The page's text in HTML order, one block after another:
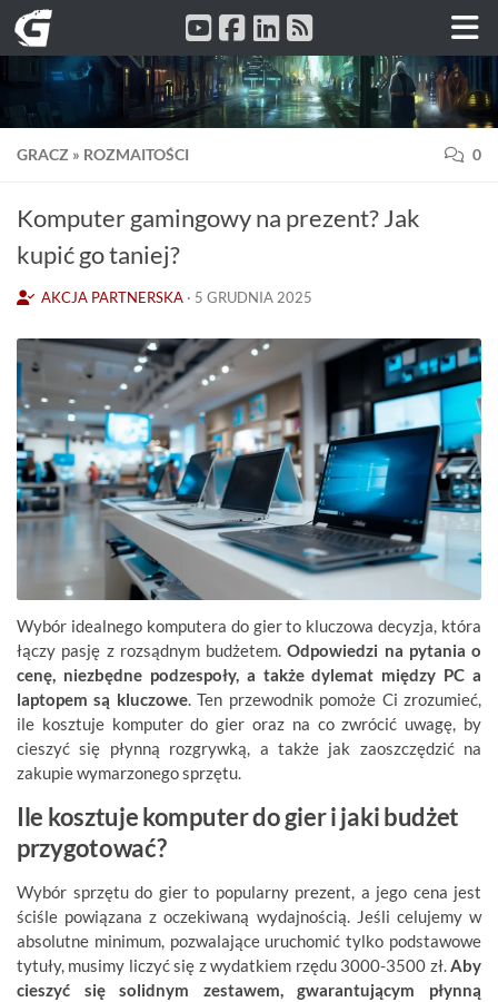
Przeskocz do treści
GRACZ » ROZMAITOŚCI 0
Komputer gamingowy na prezent? Jak
kupić go taniej?
AKCJA PARTNERSKA · 5 GRUDNIA 2025
Wybór idealnego komputera do gier to kluczowa decyzja, która
łączy pasję z rozsądnym budżetem.Odpowiedzi na pytania o
cenę, niezbędne podzespoły, a także dylemat między PC a
laptopem są kluczowe. Ten przewodnik pomoże Ci zrozumieć,
ile kosztuje komputer do gier oraz na co zwrócić uwagę, by
cieszyć się płynną rozgrywką, a także jak zaoszczędzić na
zakupie wymarzonego sprzętu.
Ile kosztuje komputer do gier i jaki budżet
przygotować?
Wybór sprzętu do gier to popularny prezent, a jego cena jest
ściśle powiązana z oczekiwaną wydajnością. Jeśli celujemy w
absolutne minimum, pozwalające uruchomić tylko podstawowe
tytuły, musimy liczyć się z wydatkiem rzędu 3000-3500 zł.Aby
cieszyć się solidnym zestawem, gwarantującym płynną